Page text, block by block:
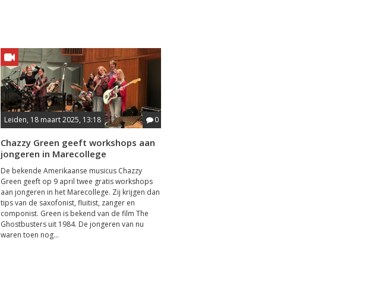
Leiden, 18 maart 2025, 13:18 0
Chazzy Green geeft workshops aan
jongeren in Marecollege
De bekende Amerikaanse musicus Chazzy
Green geeft op 9 april twee gratis workshops
aan jongeren in het Marecollege. Zij krijgen dan
tips van de saxofonist, fluitist, zanger en
componist. Green is bekend van de film The
Ghostbusters uit 1984. De jongeren van nu
waren toen nog...